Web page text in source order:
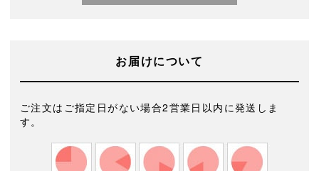
お届けについて
ご注文はご指定日がない場合2営業日以内に発送しま
す。